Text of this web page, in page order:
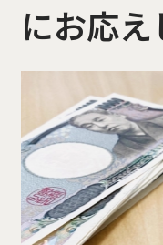
にお応え